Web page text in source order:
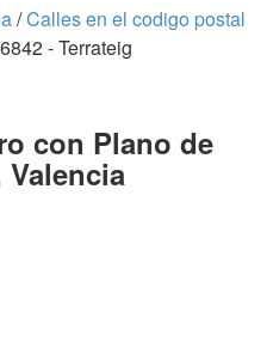
/Calles en el codigo postal
- Terrateig
con Plano de
Valencia